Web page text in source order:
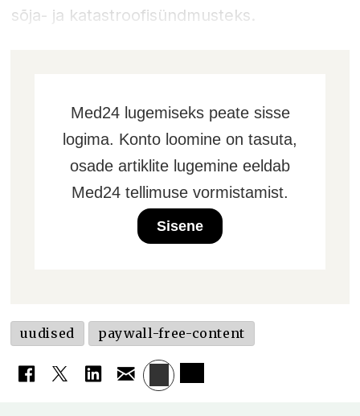
sõja- ja katastroofisündmusteks.
Med24 lugemiseks peate sisse
logima. Konto loomine on tasuta,
osade artiklite lugemine eeldab
Med24 tellimuse vormistamist.
Sisene
uudised paywall-free-content